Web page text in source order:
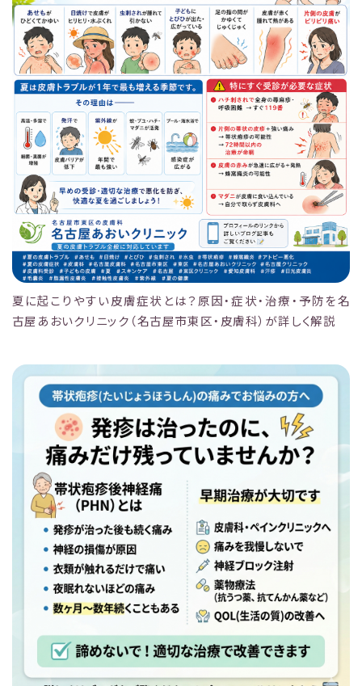
夏に起こりやすい皮膚症状とは？原因・症状・治療・予防を名
古屋あおいクリニック（名古屋市東区・皮膚科）が詳しく解説